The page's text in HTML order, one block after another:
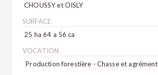
CHOUSSY et OISLY
SURFACE
25 ha 64 a 56 ca
VOCATION
Production forestière - Chasse et agrément